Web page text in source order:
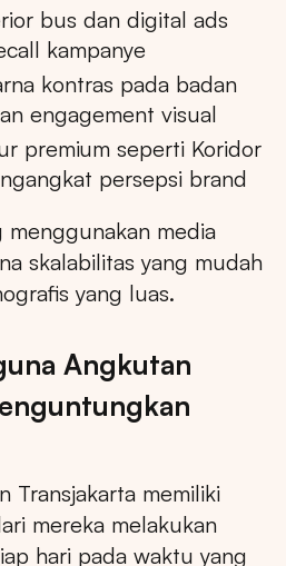
bus dan digital ads
kampanye
kontras pada badan
engagement visual
premium seperti Koridor
persepsi brand
media
skalabilitas yang mudah
yang luas.
Angkutan
Transjakarta memiliki
mereka melakukan
hari pada waktu yang